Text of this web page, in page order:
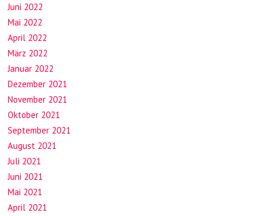
Juni 2022
Mai 2022
April 2022
März 2022
Januar 2022
Dezember 2021
November 2021
Oktober 2021
September 2021
August 2021
Juli 2021
Juni 2021
Mai 2021
April 2021